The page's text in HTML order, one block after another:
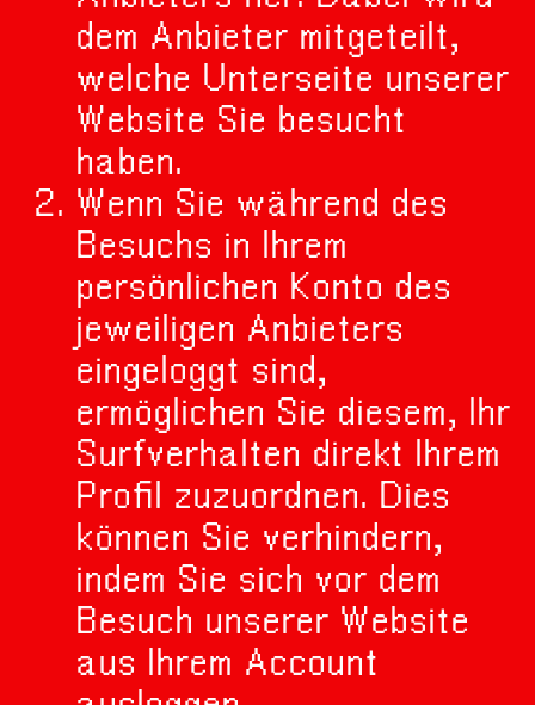
dem Anbieter mitgeteilt,
welche Unterseite unserer
Website Sie besucht
haben.
Wenn Sie während des
Besuchs in Ihrem
persönlichen Konto des
jeweiligen Anbieters
eingeloggt sind,
ermöglichen Sie diesem, Ihr
Surfverhalten direkt Ihrem
Profil zuzuordnen. Dies
können Sie verhindern,
indem Sie sich vor dem
Besuch unserer Website
aus Ihrem Account